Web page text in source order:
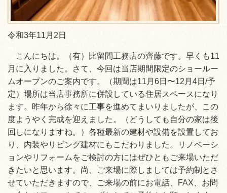
令和3年11月2日
こんにちは。（有）比留間工務店の齊藤です。早くも11
月に入りました。さて、今回は当店期間限定のショールー
ムオープンのご案内です。（期間は11月6日〜12月4日/予
定）場所は当店事務所に併設している住居スペースになり
ます。昨年から徐々に工事を進めてまいりましたが、この
度ようやく完成を迎えました。（どうしても自分の家は後
回しになりますね。）各種最新の建材や設備を設置してお
り、内装やリビング建材にもこだわりました。リノベーシ
ョンやリフォームをご検討の方にはぜひともご来場いただ
きたいと思います。尚、ご来場に際しましては予約制とさ
せていただきますので、ご来場の前にお電話、FAX、お問